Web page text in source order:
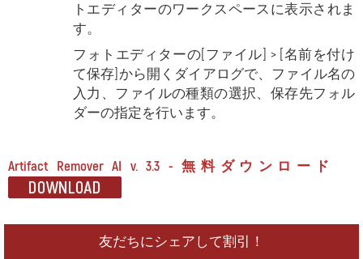
トエディターのワークスペースに表示されま
す。
フォトエディターの [ファイル] > [名前を付け
て保存]から開くダイアログで、ファイル名の
入力、ファイルの種類の選択、保存先フォル
ダーの指定を行います。
Artifact Remover AI v. 3.3 - 無料ダウンロード
友だちにシェアして割引！